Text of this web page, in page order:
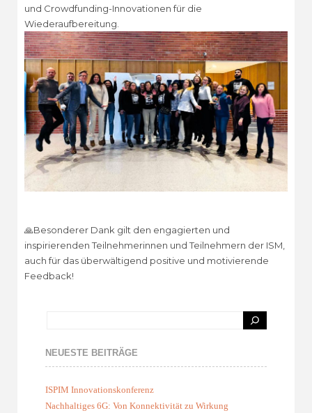
und Crowdfunding-Innovationen für die
Wiederaufbereitung.
🙏Besonderer Dank gilt den engagierten und
inspirierenden Teilnehmerinnen und Teilnehmern der ISM,
auch für das überwältigend positive und motivierende
Feedback!
NEUESTE BEITRÄGE
ISPIM Innovationskonferenz
Nachhaltiges 6G: Von Konnektivität zu Wirkung